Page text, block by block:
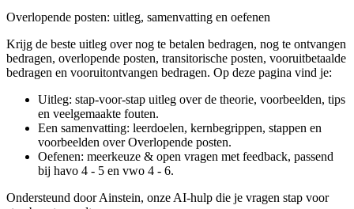
Overlopende posten: uitleg, samenvatting en oefenen
Krijg de beste uitleg over nog te betalen bedragen, nog te ontvangen
bedragen, overlopende posten, transitorische posten, vooruitbetaalde
bedragen en vooruitontvangen bedragen. Op deze pagina vind je:
Uitleg: stap-voor-stap uitleg over de theorie, voorbeelden, tips
en veelgemaakte fouten.
Een samenvatting: leerdoelen, kernbegrippen, stappen en
voorbeelden overOverlopende posten.
Oefenen: meerkeuze & open vragen met feedback, passend
bij havo 4 - 5 en vwo 4 - 6.
Ondersteund door Ainstein, onze AI-hulp die je vragen stap voor